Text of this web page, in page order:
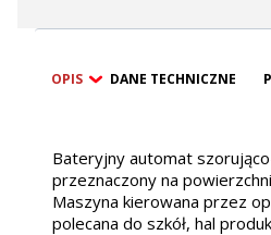
OPIS DANE TECHNICZNE
Bateryjny automat
przeznaczony na
Maszyna kierowana przez
polecana do szkół, hal